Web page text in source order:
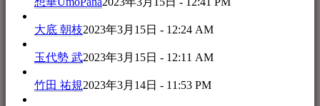
大底 朝枝2023年3月15日 - 12:24 AM
玉代勢 武2023年3月15日 - 12:11 AM
竹田 祐規2023年3月14日 - 11:53 PM